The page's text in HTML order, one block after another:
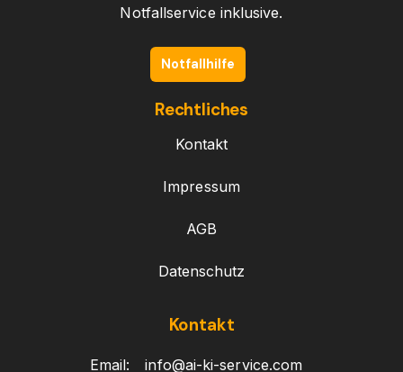
Notfallservice inklusive.
Notfallhilfe
Rechtliches
Kontakt
Impressum
AGB
Datenschutz
Kontakt
Email: info@ai-ki-service.com